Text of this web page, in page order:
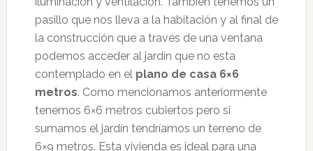
pasillo que nos lleva a la habitación y al final de
la construcción que a través de una ventana
podemos acceder al jardín que no esta
contemplado en el plano de casa 6×6
metros. Como mencionamos anteriormente
tenemos 6×6 metros cubiertos pero si
sumamos el jardín tendríamos un terreno de
6×9 metros. Esta vivienda es ideal para una